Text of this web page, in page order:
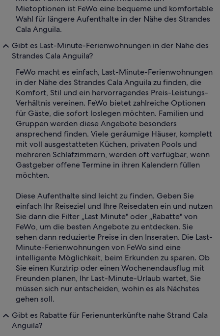
Mietoptionen ist FeWo eine bequeme und komfortable
Wahl für längere Aufenthalte in der Nähe des Strandes
Cala Anguila.
Gibt es Last-Minute-Ferienwohnungen in der Nähe des
Strandes Cala Anguila?
FeWo macht es einfach, Last-Minute-Ferienwohnungen
in der Nähe des Strandes Cala Anguila zu finden, die
Komfort, Stil und ein hervorragendes Preis-Leistungs-
Verhältnis vereinen. FeWo bietet zahlreiche Optionen
für Gäste, die sofort loslegen möchten. Familien und
Gruppen werden diese Angebote besonders
ansprechend finden. Viele geräumige Häuser, komplett
mit voll ausgestatteten Küchen, privaten Pools und
mehreren Schlafzimmern, werden oft verfügbar, wenn
Gastgeber offene Termine in ihren Kalendern füllen
möchten.
Diese Aufenthalte sind leicht zu finden. Geben Sie
einfach Ihr Reiseziel und Ihre Reisedaten ein und nutzen
Sie dann die Filter „Last Minute" oder „Rabatte" von
FeWo, um die besten Angebote zu entdecken. Sie
sehen dann reduzierte Preise in den Inseraten. Die Last-
Minute-Ferienwohnungen von FeWo sind eine
intelligente Möglichkeit, beim Erkunden zu sparen. Ob
Sie einen Kurztrip oder einen Wochenendausflug mit
Freunden planen, Ihr Last-Minute-Urlaub wartet, Sie
müssen sich nur entscheiden, wohin es als Nächstes
gehen soll.
Gibt es Rabatte für Ferienunterkünfte nahe Strand Cala
Anguila?